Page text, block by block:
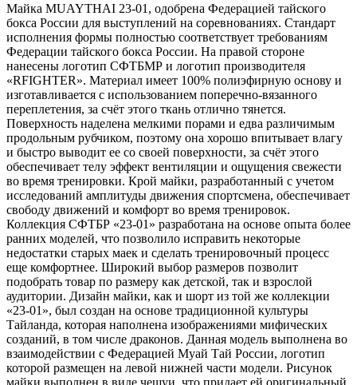
Майка MUAYTHAI 23-01, одобрена Федерацией тайского
бокса России для выступлений на соревнованиях. Стандарт
исполнения формы полностью соответствует требованиям
Федерации тайского бокса России. На правой стороне
нанесены логотип СФТБМР и логотип производителя
«RFIGHTER». Материал имеет 100% полиэфирную основу и
изготавливается с использованием поперечно-вязанного
переплетения, за счёт этого ткань отлично тянется.
Поверхность наделена мелкими порами и едва различимым
продольным рубчиком, поэтому она хорошо впитывает влагу
и быстро выводит ее со своей поверхности, за счёт этого
обеспечивает телу эффект вентиляции и ощущения свежести
во время тренировки. Крой майки, разработанный с учетом
исследований амплитуды движения спортсмена, обеспечивает
свободу движений и комфорт во время тренировок.
Коллекция СФТБР «23-01» разработана на основе опыта более
ранних моделей, что позволило исправить некоторые
недостатки старых маек и сделать тренировочный процесс
еще комфортнее. Широкий выбор размеров позволит
подобрать товар по размеру как детской, так и взрослой
аудитории. Дизайн майки, как и шорт из той же коллекции
«23-01», был создан на основе традиционной культуры
Тайланда, которая наполнена изображениями мифических
созданий, в том числе драконов. Данная модель выполнена во
взаимодействии с Федерацией Муай Тай России, логотип
которой размещен на левой нижней части модели. Рисунок
майки выполнен в виде чешуи, что придает ей оригинальный